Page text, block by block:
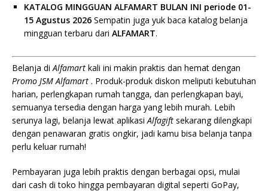
KATALOG MINGGUAN ALFAMART BULAN INI periode 01-
15 Agustus 2026 Sempatin juga yuk baca katalog belanja
mingguan terbaru dari ALFAMART.
Belanja diAlfamart kali ini makin praktis dan hemat dengan
Promo JSM Alfamart . Produk-produk diskon meliputi kebutuhan
harian, perlengkapan rumah tangga, dan perlengkapan bayi,
semuanya tersedia dengan harga yang lebih murah. Lebih
serunya lagi, belanja lewat aplikasiAlfagift sekarang dilengkapi
dengan penawaran gratis ongkir, jadi kamu bisa belanja tanpa
perlu keluar rumah!
Pembayaran juga lebih praktis dengan berbagai opsi, mulai
dari cash di toko hingga pembayaran digital seperti GoPay,